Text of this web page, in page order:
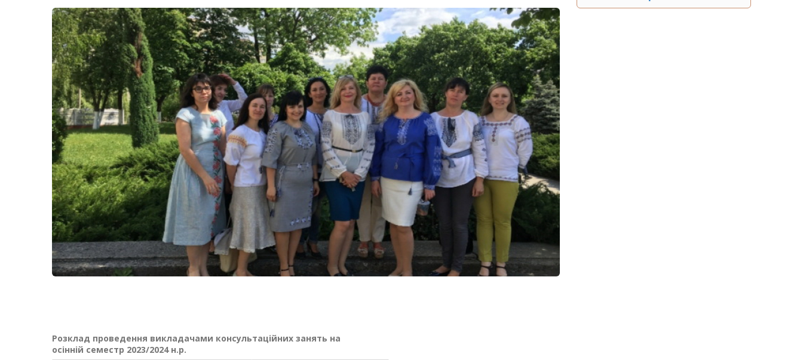
Розклад проведення викладачами консультаційних занять на
осінній семестр 2023/2024 н.р.